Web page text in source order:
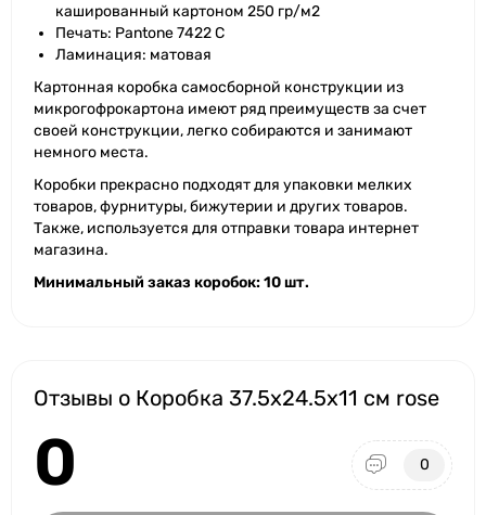
кашированный картоном 250 гр/м2
Печать: Pantone 7422 С
Ламинация: матовая
Картонная коробка самосборной конструкции из
микрогофрокартона имеют ряд преимуществ за счет
своей конструкции, легко собираются и занимают
немного места.
Коробки прекрасно подходят для упаковки мелких
товаров, фурнитуры, бижутерии и других товаров.
Также, используется для отправки товара интернет
магазина.
Минимальный заказ коробок: 10 шт.
Отзывы о Коробка 37.5x24.5x11 см rose
0 0